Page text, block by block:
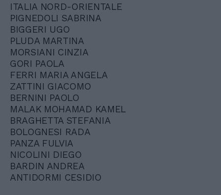
ITALIA NORD-ORIENTALE
PIGNEDOLI SABRINA
BIGGERI UGO
PLUDA MARTINA
MORSIANI CINZIA
GORI PAOLA
FERRI MARIA ANGELA
ZATTINI GIACOMO
BERNINI PAOLO
MALAK MOHAMAD KAMEL
BRAGHETTA STEFANIA
BOLOGNESI RADA
PANZA FULVIA
NICOLINI DIEGO
BARDIN ANDREA
ANTIDORMI CESIDIO